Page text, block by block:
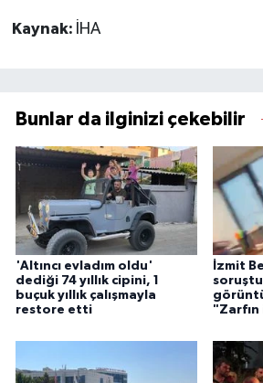
Kaynak: İHA
Bunlar da ilginizi çekebilir
'Altıncı evladım oldu'
dediği 74 yıllık cipini, 1
buçuk yıllık çalışmayla
restore etti
İzmit
"Zarfın